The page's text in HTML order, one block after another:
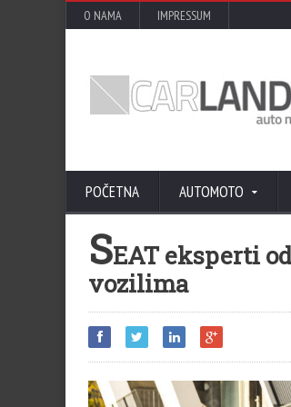
O NAMA IMPRESSUM
POČETNA AUTOMOTO
SEAT eksperti
vozilima